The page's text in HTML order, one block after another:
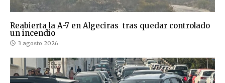
Reabierta la A-7 en Algeciras tras quedar controlado
un incendio
3 agosto 2026